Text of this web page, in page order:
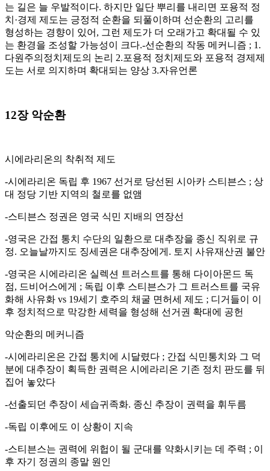
는 길은 늘 우발적이다. 하지만 일단 뿌리를 내리면 포용적 정
치·경제 제도는 긍정적 순환을 되풀이하며 선순환의 고리를
형성하는 경향이 있어, 그런 제도가 더 오래가고 확대될 수 있
는 환경을 조성할 가능성이 크다.-선순환의 작동 메커니즘 ; 1.
다원주의정치제도의 논리 2.포용적 정치제도와 포용적 경제제
도는 서로 의지하며 확대되는 양상 3.자유언론
12장 악순환
시에라리온의 착취적 제도
-시에라리온 독립 후 1967 선거로 당선된 시아카 스티븐스 ; 상
대 정당 기반 지역의 철로를 없앰
-스티븐스 정권은 영국 식민 지배의 연장선
-영국은 간접 통치 수단의 일환으로 대추장을 종신 직위로 규
정. 오늘날까지도 징세권은 대추장에게. 토지 사유재산권 불안
-영국은 시에라리온 실렉션 트러스트를 통해 다이아몬드 독
점, 드비어스에게 ; 독립 이후 스티븐스가 그 트러스트를 국유
화해 사유화 vs 19세기 호주의 채굴 면허세 제도 ; 디거들이 이
후 정치적으로 막강한 세력을 형성해 선거권 확대에 공헌
악순환의 메커니즘
-시에라리온은 간접 통치에 시달렸다 ; 간접 식민통치와 그 덕
분에 대추장이 획득한 권력은 시에라리온 기존 정치 판도를 뒤
집어 놓았다
-선출되던 추장이 세습귀족화. 종신 추장이 권력을 휘두름
-독립 이후에도 이 상황이 지속
-스티븐스는 권력에 위헙이 될 군대를 약화시키는 데 주력 ; 이
후 자기 정권의 종말 원인